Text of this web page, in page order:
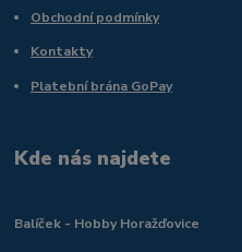
Obchodní podmínky
Kontakty
Platební brána GoPay
Kde nás najdete
Balíček - Hobby Horažďovice